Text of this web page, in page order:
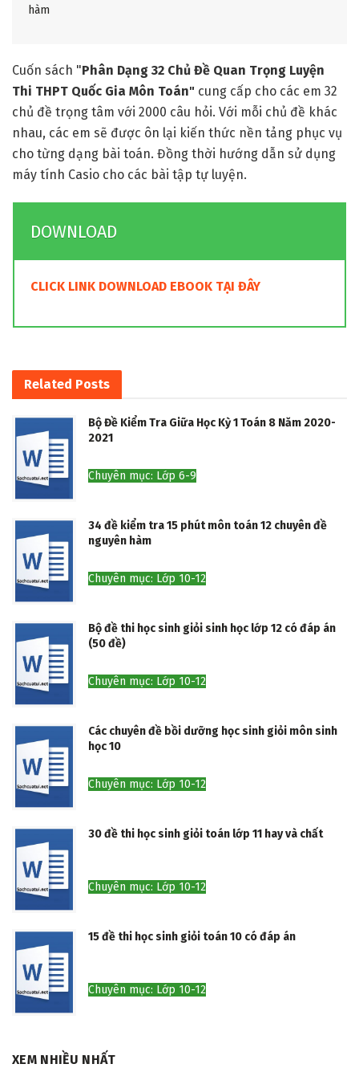
hàm
Cuốn sách "Phân Dạng 32 Chủ Đề Quan Trọng Luyện
Thi THPT Quốc Gia Môn Toán" cung cấp cho các em 32
chủ đề trọng tâm với 2000 câu hỏi. Với mỗi chủ đề khác
nhau, các em sẽ được ôn lại kiến thức nền tảng phục vụ
cho từng dạng bài toán. Đồng thời hướng dẫn sử dụng
máy tính Casio cho các bài tập tự luyện.
DOWNLOAD
CLICK LINK DOWNLOAD EBOOK TẠI ĐÂY
Related Posts
Bộ Đề Kiểm Tra Giữa Học Kỳ 1 Toán 8 Năm 2020-
2021
Chuyên mục: Lớp 6-9
34 đề kiểm tra 15 phút môn toán 12 chuyên đề
nguyên hàm
Chuyên mục: Lớp 10-12
Bộ đề thi học sinh giỏi sinh học lớp 12 có đáp án
(50 đề)
Chuyên mục: Lớp 10-12
Các chuyên đề bồi dưỡng học sinh giỏi môn sinh
học 10
Chuyên mục: Lớp 10-12
30 đề thi học sinh giỏi toán lớp 11 hay và chất
Chuyên mục: Lớp 10-12
15 đề thi học sinh giỏi toán 10 có đáp án
Chuyên mục: Lớp 10-12
XEM NHIỀU NHẤT